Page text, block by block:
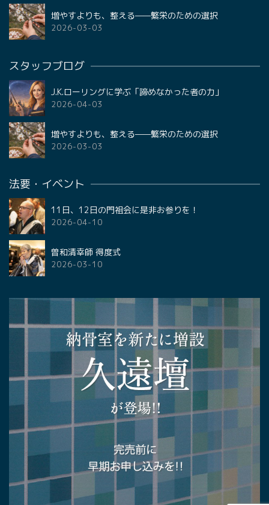
増やすよりも、整える——繁栄のための選択
2026-03-03
スタッフブログ
J.K.ローリングに学ぶ「諦めなかった者の力」
2026-04-03
増やすよりも、整える——繁栄のための選択
2026-03-03
法要・イベント
11日、12日の門祖会に是非お参りを！
2026-04-10
曽和清幸師 得度式
2026-03-10